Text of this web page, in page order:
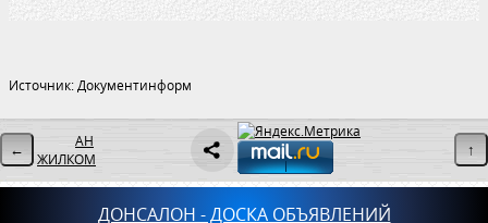
Источник: Документинформ
←
АН
ЖИЛКОМ
↑
ДОНСАЛОН - ДОСКА ОБЪЯВЛЕНИЙ